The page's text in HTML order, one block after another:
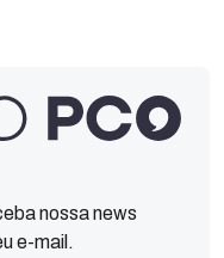
nossa news
e-mail.